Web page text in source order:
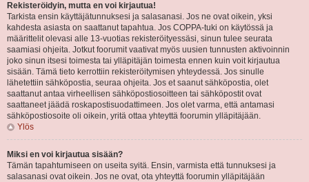
Rekisteröidyin, mutta en voi kirjautua!
Tarkista ensin käyttäjätunnuksesi ja salasanasi. Jos ne ovat oikein, yksi
kahdesta asiasta on saattanut tapahtua. Jos COPPA-tuki on käytössä ja
määrittelit olevasi alle 13-vuotias rekisteröityessäsi, sinun tulee seurata
saamiasi ohjeita. Jotkut foorumit vaativat myös uusien tunnusten aktivoinnin
joko sinun itsesi toimesta tai ylläpitäjän toimesta ennen kuin voit kirjautua
sisään. Tämä tieto kerrottiin rekisteröitymisen yhteydessä. Jos sinulle
lähetettiin sähköpostia, seuraa ohjeita. Jos et saanut sähköpostia, olet
saattanut antaa virheellisen sähköpostiosoitteen tai sähköpostit ovat
saattaneet jäädä roskapostisuodattimeen. Jos olet varma, että antamasi
sähköpostiosoite oli oikein, yritä ottaa yhteyttä foorumin ylläpitäjään.
Ylös
Miksi en voi kirjautua sisään?
Tämän tapahtumiseen on useita syitä. Ensin, varmista että tunnuksesi ja
salasanasi ovat oikein. Jos ne ovat, ota yhteyttä foorumin ylläpitäjään